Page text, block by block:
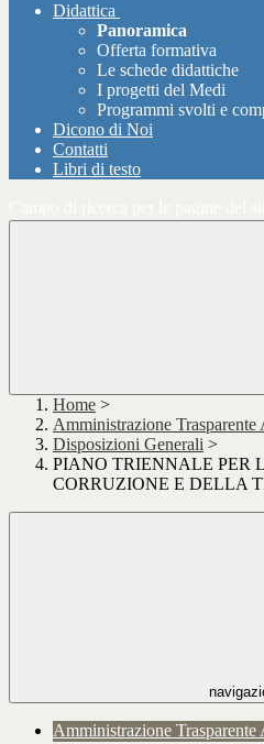
Didattica
Panoramica
Offerta formativa
Le schede didattiche
I progetti del Medi
Programmi svolti e
Dicono di Noi
Contatti
Libri di testo
Home >
Amministrazione
Disposizioni Generali >
PIANO TRIENNALE PER
CORRUZIONE E DELLA
Amministrazione